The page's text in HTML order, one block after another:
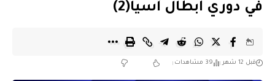
في دوري أبطال آسيا(2)
قبل 12 شهر 39 مشاهدات